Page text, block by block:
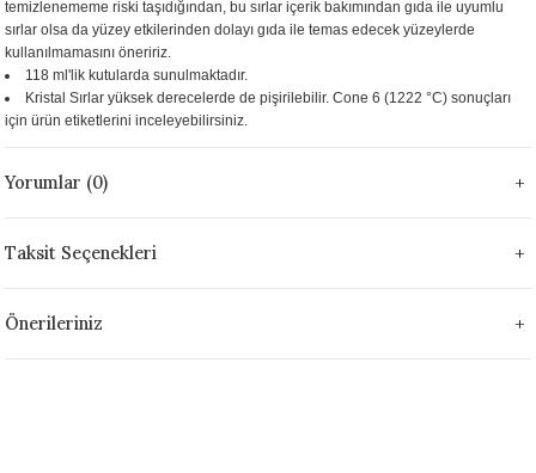
1046 °C
- 1046 °C
temizlenememe riski taşıdığından, bu sırlar içerik bakımından gıda ile uyumlu
sırlar olsa da yüzey etkilerinden dolayı gıda ile temas edecek yüzeylerde
kullanılmamasını öneririz.
118 ml'lik kutularda sunulmaktadır.
Kristal Sırlar yüksek derecelerde de pişirilebilir. Cone 6 (1222 °C) sonuçları
için ürün etiketlerini inceleyebilirsiniz.
Yorumlar (0)
Taksit Seçenekleri
Önerileriniz